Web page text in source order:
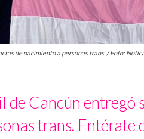
de nacimiento a personas trans. / Foto:
de Cancún entregó
trans. Entérate